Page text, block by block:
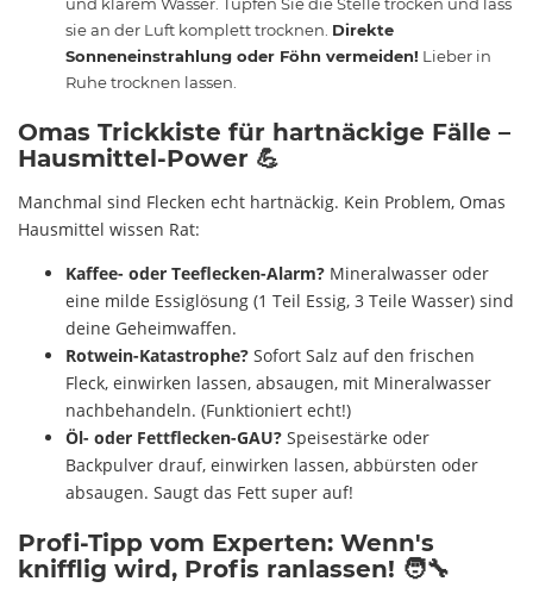
und klarem Wasser. Tupfen Sie die Stelle trocken und lass
sie an der Luft komplett trocknen. Direkte
Sonneneinstrahlung oder Föhn vermeiden! Lieber in
Ruhe trocknen lassen.
Omas Trickkiste für hartnäckige Fälle –
Hausmittel-Power 💪
Manchmal sind Flecken echt hartnäckig. Kein Problem, Omas
Hausmittel wissen Rat:
Kaffee- oder Teeflecken-Alarm? Mineralwasser oder
eine milde Essiglösung (1 Teil Essig, 3 Teile Wasser) sind
deine Geheimwaffen.
Rotwein-Katastrophe? Sofort Salz auf den frischen
Fleck, einwirken lassen, absaugen, mit Mineralwasser
nachbehandeln. (Funktioniert echt!)
Öl- oder Fettflecken-GAU? Speisestärke oder
Backpulver drauf, einwirken lassen, abbürsten oder
absaugen. Saugt das Fett super auf!
Profi-Tipp vom Experten: Wenn's
knifflig wird, Profis ranlassen! 🧑‍🔧